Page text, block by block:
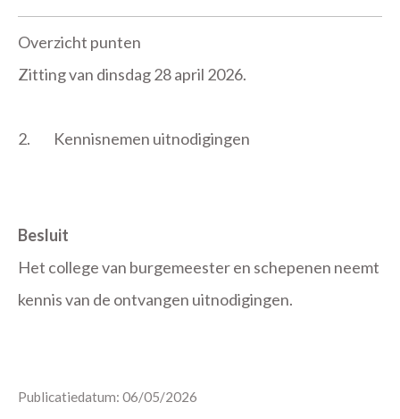
Overzicht punten
Zitting van dinsdag 28 april 2026.
2. Kennisnemen uitnodigingen
Besluit
Het college van burgemeester en schepenen neemt
kennis van de ontvangen uitnodigingen.
Publicatiedatum: 06/05/2026